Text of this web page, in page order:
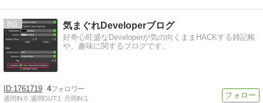
8 気まぐれDeveloperブログ
好奇心旺盛なDeveloperが気の向くままHACKする雑記帳
や、趣味に関するブログです。
1761719 4
週間IN:0 週間OUT:1 月間IN:1